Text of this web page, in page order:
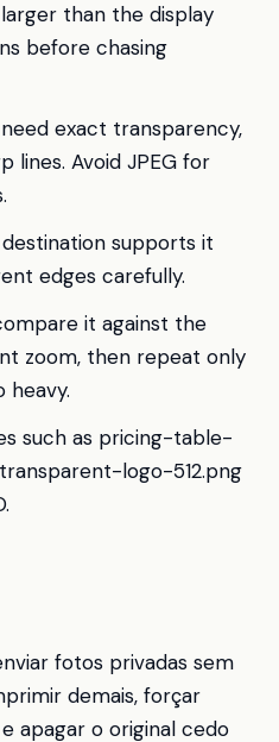
than the display
before chasing
exact transparency,
lines. Avoid JPEG for
supports it
edges carefully.
it against the
zoom, then repeat only
heavy.
such as pricing-table-
logo-512.png
fotos privadas sem
demais, forçar
apagar o original cedo